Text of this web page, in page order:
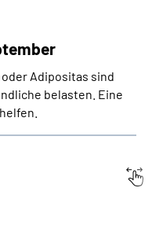
Adipositas sind
belasten. Eine